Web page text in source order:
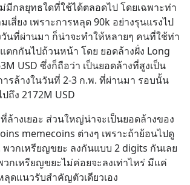
กลยุทธใดที่ใช้ได้ตลอดไป โดยเฉพาะท่า
สี่ยง เพราะการหลุด 90k อย่างรุนแรงไป
วันที่ผ่านมา ก็น่าจะทำให้หลายๆ คนที่ใช้ท่า
ตกกันไปถ้วนหน้า โดย ยอดล้างฝั่ง Long
USD ซึ่งก็ถือว่า เป็นยอดล้างที่สูงเป็น
ารล้างในวันที่ 2-3 ก.พ. ที่ผ่านมา รอบนั้น
ถึง 2172M USD
างเยอะ ส่วนใหญ่น่าจะเป็นยอดล้างของ
memecoins ต่างๆ เพราะถ้าย้อนไปดู
วกเหรียญขยะ ลงกันแบบ 2 digits กันเลย
กเหรียญขยะไม่ค่อยจะลงเท่าไหร่ มีแค่
ดแนวรับสำคัญตัวเดียวเอง